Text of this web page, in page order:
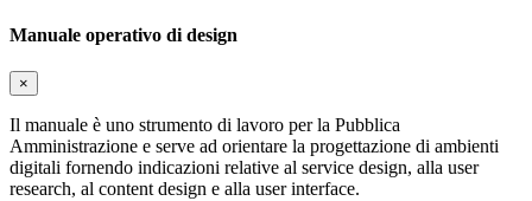
Manuale operativo di design
×
Il manuale è uno strumento di lavoro per la Pubblica
Amministrazione e serve ad orientare la progettazione di ambienti
digitali fornendo indicazioni relative al service design, alla user
research, al content design e alla user interface.